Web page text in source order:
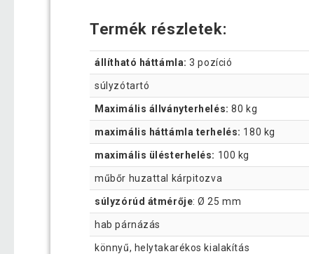
Termék részletek:
állítható háttámla: 3 pozíció
súlyzótartó
Maximális állványterhelés: 80 kg
maximális háttámla terhelés: 180 kg
maximális ülésterhelés: 100 kg
műbőr huzattal kárpitozva
súlyzórúd átmérője: Ø 25 mm
hab párnázás
könnyű, helytakarékos kialakítás